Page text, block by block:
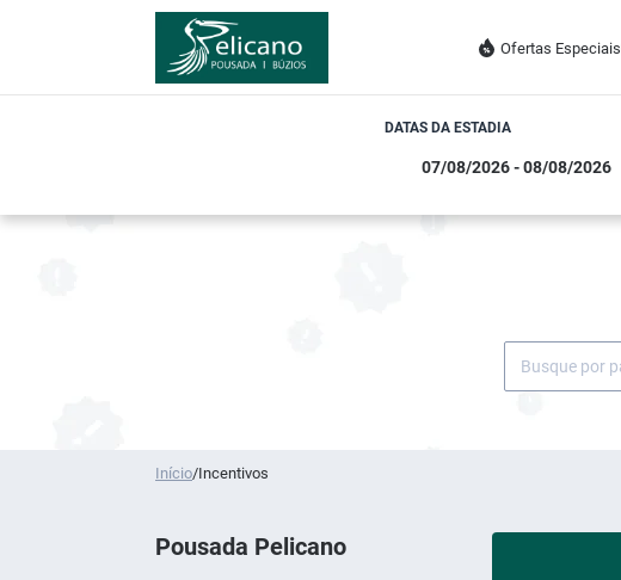
Ofertas Especiais
DATAS DA ESTADIA
Início/Incentivos
Pousada Pelicano